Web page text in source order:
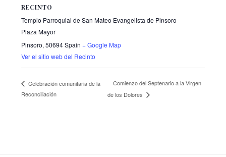
RECINTO
Templo Parroquial de San Mateo Evangelista de Pinsoro
Plaza Mayor
Pinsoro, 50694Spain + Google Map
Ver el sitio web del Recinto
Celebración comunitaria de la
Reconciliación
Comienzo del Septenario a la Virgen
de los Dolores